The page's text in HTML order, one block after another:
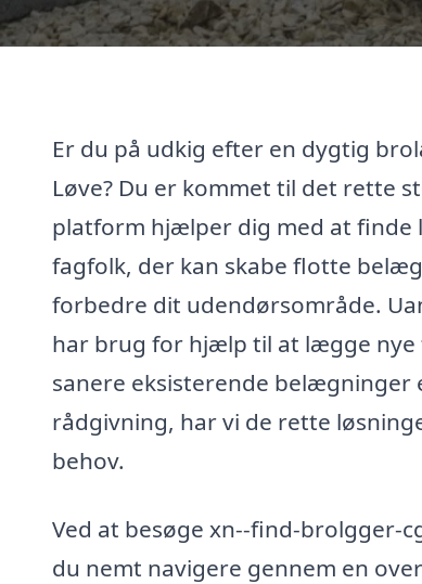
Er du på udkig efter en dygtig
Løve? Du er kommet til det rette
platform hjælper dig med at finde
fagfolk, der kan skabe flotte
forbedre dit udendørsområde.
har brug for hjælp til at lægge nye
sanere eksisterende belægninger
rådgivning, har vi de rette
behov.
Ved at besøge xn--find-brolgger-
du nemt navigere gennem en